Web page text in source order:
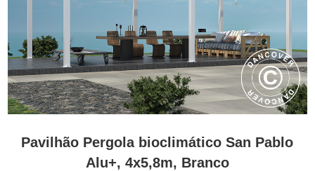
Pavilhão Pergola bioclimático San Pablo
Alu+, 4x5,8m, Branco